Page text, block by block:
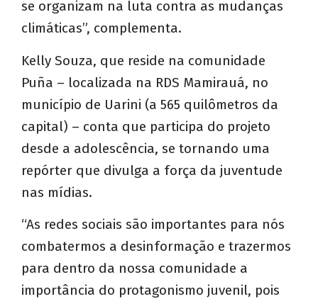
se organizam na luta contra as mudanças
climáticas”, complementa.
Kelly Souza, que reside na comunidade
Puña – localizada na RDS Mamirauá, no
município de Uarini (a 565 quilômetros da
capital) – conta que participa do projeto
desde a adolescência, se tornando uma
repórter que divulga a força da juventude
nas mídias.
“As redes sociais são importantes para nós
combatermos a desinformação e trazermos
para dentro da nossa comunidade a
importância do protagonismo juvenil, pois